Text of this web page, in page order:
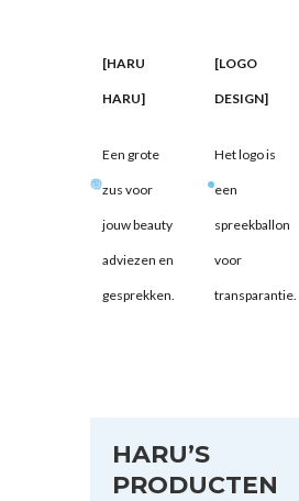
[HARU
HARU]
Een grote
zus voor
jouw beauty
adviezen en
gesprekken.
[LOGO
DESIGN]
Het logo is
een
spreekballon
voor
transparantie.
HARU’S
PRODUCTEN